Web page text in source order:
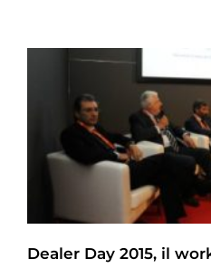
Dealer Day 2015, il